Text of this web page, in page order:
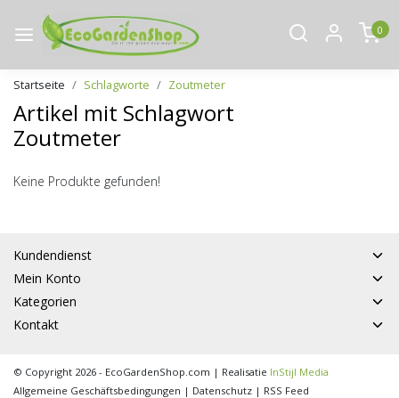
0
Startseite Schlagworte Zoutmeter
Artikel mit Schlagwort
Zoutmeter
Keine Produkte gefunden!
Kundendienst
Mein Konto
Kategorien
Kontakt
© Copyright 2026 - EcoGardenShop.com | Realisatie InStijl Media
Allgemeine Geschäftsbedingungen | Datenschutz | RSS Feed